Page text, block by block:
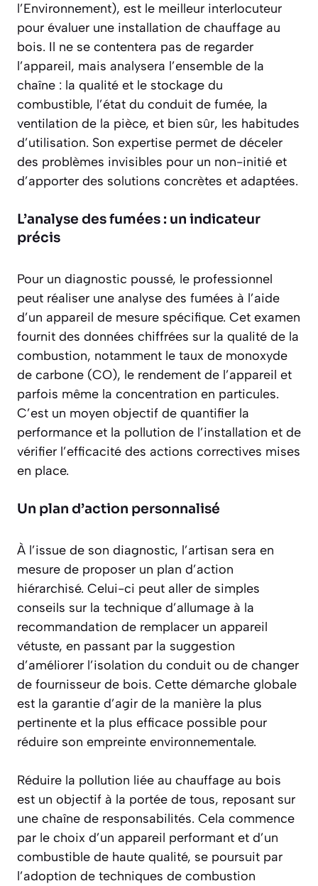
l’Environnement), est le meilleur interlocuteur
pour évaluer une installation de chauffage au
bois. Il ne se contentera pas de regarder
l’appareil, mais analysera l’ensemble de la
chaîne : la qualité et le stockage du
combustible, l’état du conduit de fumée, la
ventilation de la pièce, et bien sûr, les habitudes
d’utilisation. Son expertise permet de déceler
des problèmes invisibles pour un non-initié et
d’apporter des solutions concrètes et adaptées.
L’analyse des fumées : un indicateur
précis
Pour un diagnostic poussé, le professionnel
peut réaliser une analyse des fumées à l’aide
d’un appareil de mesure spécifique. Cet examen
fournit des données chiffrées sur la qualité de la
combustion, notamment le taux de monoxyde
de carbone (CO), le rendement de l’appareil et
parfois même la concentration en particules.
C’est un moyen objectif de quantifier la
performance et la pollution de l’installation et de
vérifier l’efficacité des actions correctives mises
en place.
Un plan d’action personnalisé
À l’issue de son diagnostic, l’artisan sera en
mesure de proposer un plan d’action
hiérarchisé. Celui-ci peut aller de simples
conseils sur la technique d’allumage à la
recommandation de remplacer un appareil
vétuste, en passant par la suggestion
d’améliorer l’isolation du conduit ou de changer
de fournisseur de bois. Cette démarche globale
est la garantie d’agir de la manière la plus
pertinente et la plus efficace possible pour
réduire son empreinte environnementale.
Réduire la pollution liée au chauffage au bois
est un objectif à la portée de tous, reposant sur
une chaîne de responsabilités. Cela commence
par le choix d’un appareil performant et d’un
combustible de haute qualité, se poursuit par
l’adoption de techniques de combustion